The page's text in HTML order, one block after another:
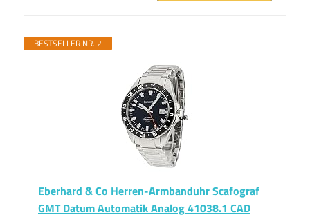
BESTSELLER NR. 2
Eberhard & Co Herren-Armbanduhr Scafograf
GMT Datum Automatik Analog 41038.1 CAD